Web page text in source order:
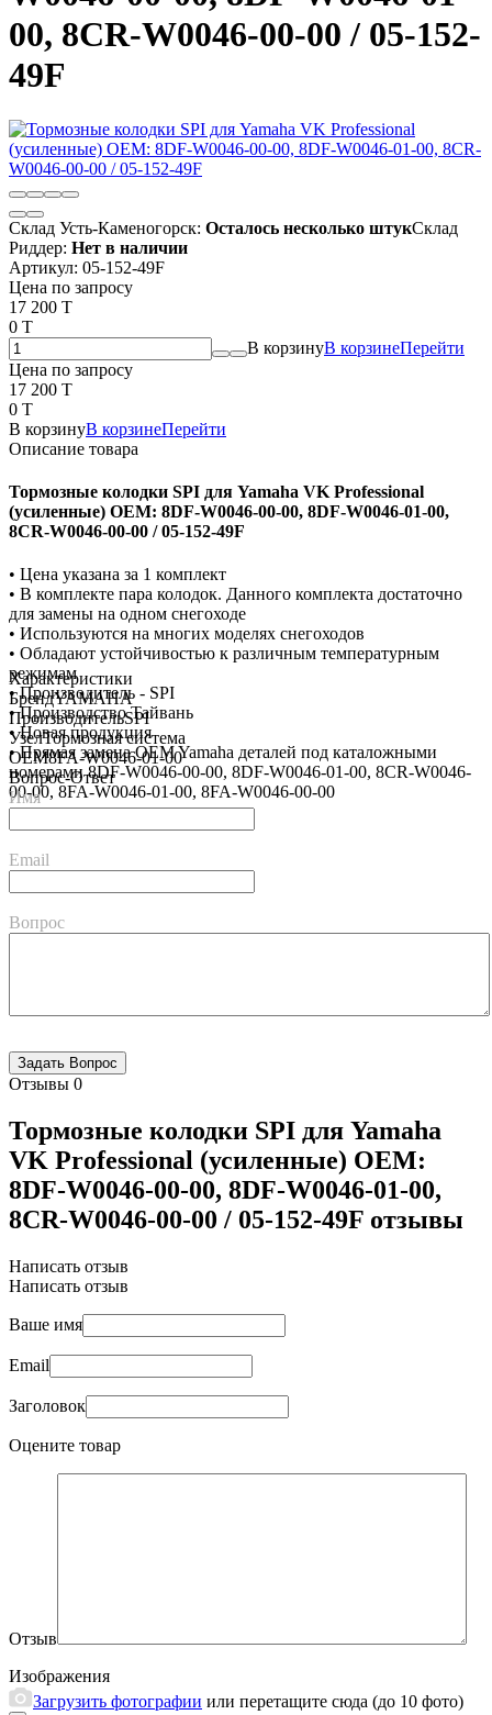
00, 8CR-W0046-00-00 / 05-152-
49F
Склад Усть-Каменогорск: Осталось несколько штукСклад
Риддер: Нет в наличии
Артикул: 05-152-49F
Цена по запросу
17 200 T
0 T
В корзинуВ корзинеПерейти
Цена по запросу
17 200 T
0 T
В корзинуВ корзинеПерейти
Описание товара
Тормозные колодки SPI для Yamaha VK Professional
(усиленные) OEM: 8DF-W0046-00-00, 8DF-W0046-01-00,
8CR-W0046-00-00 / 05-152-49F
• Цена указана за 1 комплект
• В комплекте пара колодок. Данного комплекта достаточно
для замены на одном снегоходе
• Используются на многих моделях снегоходов
• Обладают устойчивостью к различным температурным
режимам
• Производитель - SPI
• Производство Тайвань
• Новая продукция
• Прямая замена OEM Yamaha деталей под каталожными
номерами 8DF-W0046-00-00, 8DF-W0046-01-00, 8CR-W0046-
00-00, 8FA-W0046-01-00, 8FA-W0046-00-00
Характеристики
БрендYAMAHA
ПроизводительSPI
УзелТормозная система
OEM8FA-W0046-01-00
Вопрос-Ответ
Имя
Email
Вопрос
Отзывы 0
Тормозные колодки SPI для Yamaha
VK Professional (усиленные) OEM:
8DF-W0046-00-00, 8DF-W0046-01-00,
8CR-W0046-00-00 / 05-152-49F отзывы
Написать отзыв
Написать отзыв
Ваше имя
Email
Заголовок
Оцените товар
Отзыв
Изображения
Загрузить фотографии или перетащите сюда (до 10 фото)